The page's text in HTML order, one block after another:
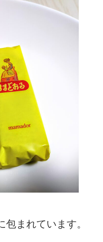
まれています。